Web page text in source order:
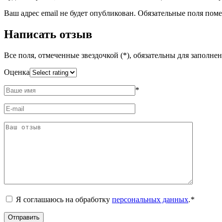
Ваш адрес email не будет опубликован. Обязательные поля
Написать отзыв
Все поля, отмеченные звездочкой (*), обязательны для
Оценка
*
Я соглашаюсь на обработку персональных данных.*